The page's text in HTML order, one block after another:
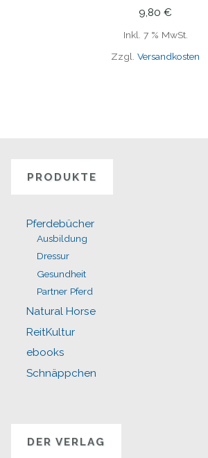
9,80 €
Inkl. 7 % MwSt.
Zzgl. Versandkosten
PRODUKTE
Pferdebücher
Ausbildung
Dressur
Gesundheit
Partner Pferd
Natural Horse
ReitKultur
ebooks
Schnäppchen
DER VERLAG